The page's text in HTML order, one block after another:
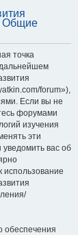
Общие
точка
дальнейшем
forum»),
Если вы не
форумами
изучения
эти
вас об
использование
обеспечения